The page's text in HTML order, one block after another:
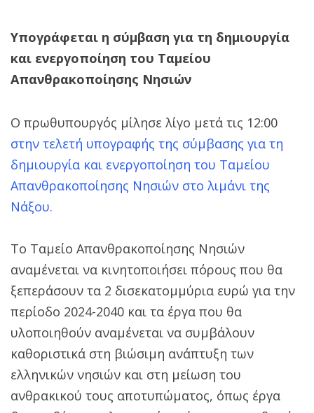
Υπογράφεται η σύμβαση για τη δημιουργία
και ενεργοποίηση του Ταμείου
Απανθρακοποίησης Νησιών
Ο πρωθυπουργός μίλησε λίγο μετά τις 12:00
στην τελετή υπογραφής της σύμβασης για τη
δημιουργία και ενεργοποίηση του Ταμείου
Απανθρακοποίησης Νησιών στο λιμάνι της
Νάξου.
Το Ταμείο Απανθρακοποίησης Νησιών
αναμένεται να κινητοποιήσει πόρους που θα
ξεπεράσουν τα 2 δισεκατομμύρια ευρώ για την
περίοδο 2024-2040 και τα έργα που θα
υλοποιηθούν αναμένεται να συμβάλουν
καθοριστικά στη βιώσιμη ανάπτυξη των
ελληνικών νησιών και στη μείωση του
ανθρακικού τους αποτυπώματος, όπως έργα